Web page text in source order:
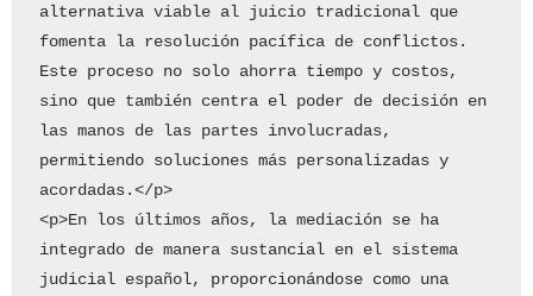
alternativa viable al juicio tradicional que
fomenta la resolución pacífica de conflictos.
Este proceso no solo ahorra tiempo y costos,
sino que también centra el poder de decisión en
las manos de las partes involucradas,
permitiendo soluciones más personalizadas y
acordadas.</p>
<p>En los últimos años, la mediación se ha
integrado de manera sustancial en el sistema
judicial español, proporcionándose como una